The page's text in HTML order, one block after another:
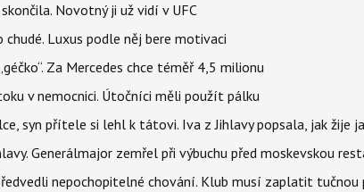
Novotný ji už vidí v UFC
Luxus podle něj bere motivaci
Za Mercedes chce téměř 4,5 milionu
v nemocnici. Útočníci měli použít pálku
syn přítele si lehl k tátovi. Iva z Jihlavy popsala, jak žije
Generálmajor zemřel při výbuchu před moskevskou
nepochopitelné chování. Klub musí zaplatit tučnou